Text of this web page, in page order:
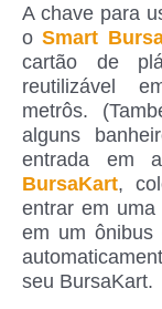
A chave para
o Smart
cartão de
reutilizável
metrôs.
alguns
entrada em
BursaKart,
entrar em
em um ônibus
seu BursaKart.